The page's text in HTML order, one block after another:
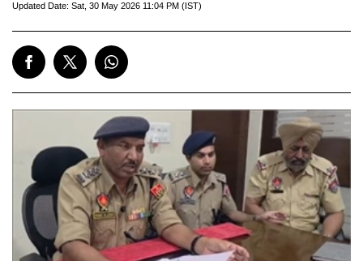
Updated Date: Sat, 30 May 2026 11:04 PM (IST)